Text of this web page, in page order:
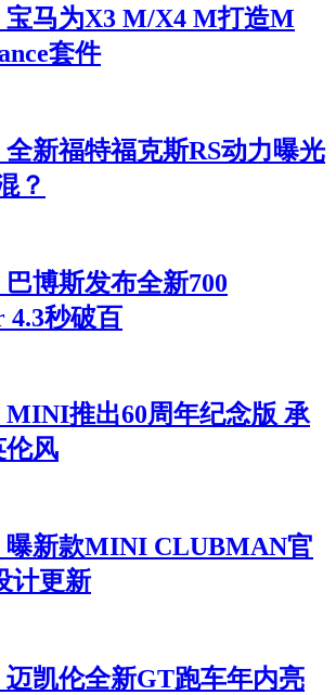
宝马为X3 M/X4 M打造M
套件
全新福特福克斯RS动力曝光
？
巴博斯发布全新700
4.3秒破百
MINI推出60周年纪念版 承
伦风
曝新款MINI CLUBMAN官
计更新
迈凯伦全新GT跑车年内亮